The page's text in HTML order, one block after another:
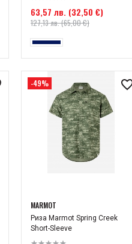
63,57 лв. (32,50 €)
127,13 лв. (65,00 €)
-49%
MARMOT
Риза Marmot Spring Creek
Short-Sleeve